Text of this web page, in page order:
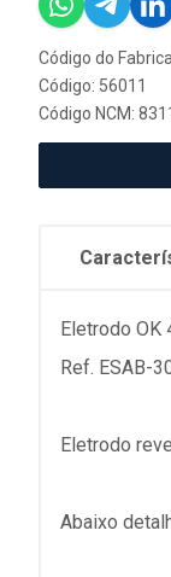
Código do
Código: 56011
Código NCM:
Eletrodo OK
Ref. ESAB-
Eletrodo
Abaixo